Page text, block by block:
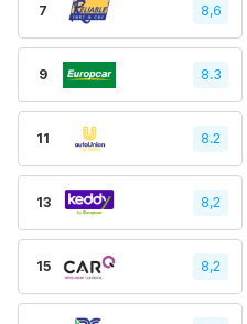
7 8,6
9 8.3
11 8.2
13 8,2
15 8,2